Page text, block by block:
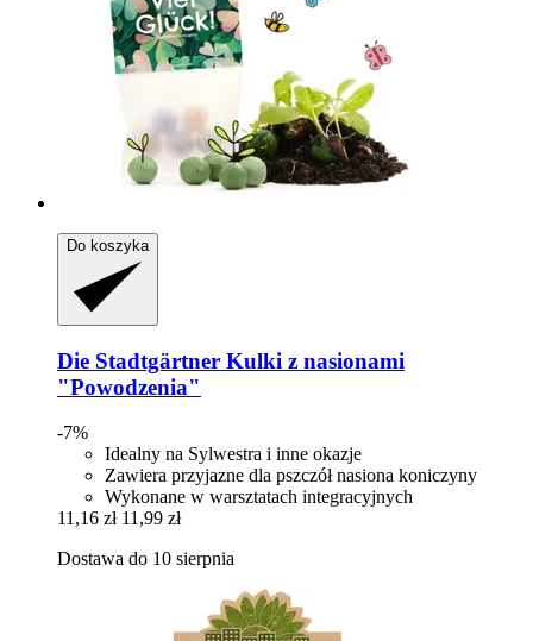
Do koszyka
Die Stadtgärtner Kulki z nasionami
"Powodzenia"
-7%
Idealny na Sylwestra i inne okazje
Zawiera przyjazne dla pszczół nasiona koniczyny
Wykonane w warsztatach integracyjnych
11,16 zł 11,99 zł
Dostawa do 10 sierpnia